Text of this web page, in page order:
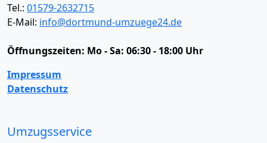
Tel.: 01579-2632715
E-Mail: info@dortmund-umzuege24.de
Öffnungszeiten: Mo - Sa: 06:30 - 18:00 Uhr
Impressum
Datenschutz
Umzugsservice